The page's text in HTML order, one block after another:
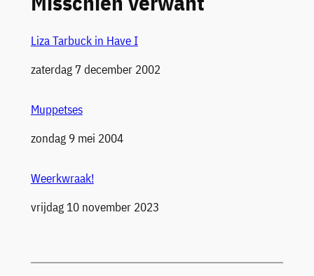
Liza Tarbuck in Have I
Datum
zaterdag 7 december 2002
Muppetses
Datum
zondag 9 mei 2004
Weerkwraak!
Datum
vrijdag 10 november 2023